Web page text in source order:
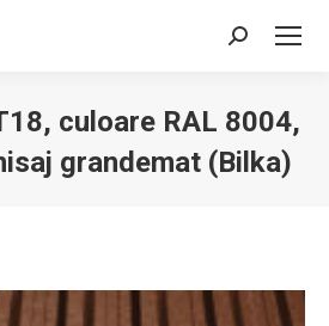
Search:
culoare RAL 8004,
grandemat (Bilka)